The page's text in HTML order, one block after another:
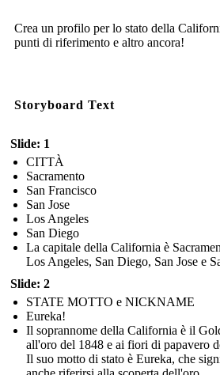
Crea un profilo per lo stato della
punti di riferimento e altro ancora!
Storyboard Text
Slide: 1
CITTÀ
Sacramento
San Francisco
San Jose
Los Angeles
San Diego
La capitale della California è
Los Angeles, San Diego, San Jose e
Slide: 2
STATE MOTTO e NICKNAME
Eureka!
Il soprannome della California è il
all'oro del 1848 e ai fiori di papavero
Il suo motto di stato è Eureka, che